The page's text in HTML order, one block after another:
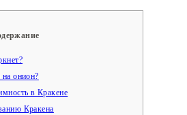
онион?
в Кракене
Кракена